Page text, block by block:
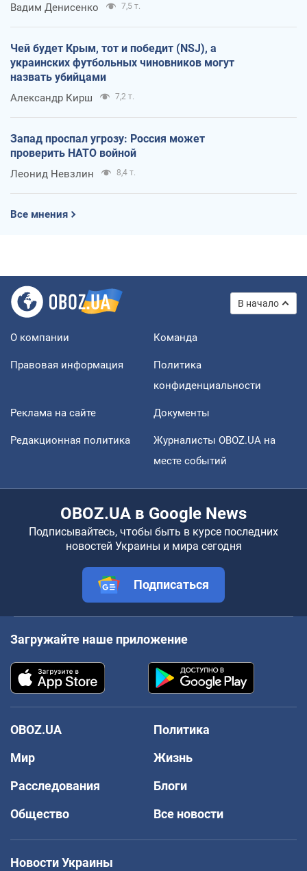
Вадим Денисенко 7,5 т.
Чей будет Крым, тот и победит (NSJ), а
украинских футбольных чиновников могут
назвать убийцами
Александр Кирш 7,2 т.
Запад проспал угрозу: Россия может
проверить НАТО войной
Леонид Невзлин 8,4 т.
Все мнения
В начало
О компании Команда
Правовая информация
Политика
конфиденциальности
Реклама на сайте Документы
Редакционная политика
Журналисты OBOZ.UA на
месте событий
OBOZ.UA в Google News
Подписывайтесь, чтобы быть в курсе последних
новостей Украины и мира сегодня
Подписаться
Загружайте наше приложение
OBOZ.UA
Политика
Мир
Жизнь
Расследования
Блоги
Общество
Все новости
Новости Украины